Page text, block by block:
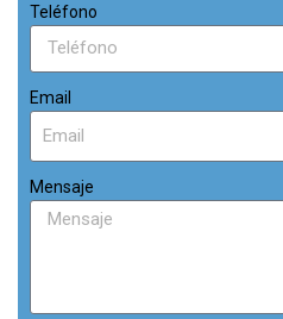
Teléfono
Email
Mensaje